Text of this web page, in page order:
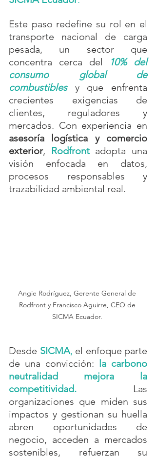
Este paso redefine su rol en el
transporte nacional de carga
pesada, un sector que
concentra cerca del
10% del
consumo global de
combustibles y que enfrenta
crecientes exigencias de
clientes, reguladores y
asesoría logística y comercio
exterior, Rodfront adopta una
visión enfocada en datos,
procesos responsables y
trazabilidad ambiental real.
Angie Rodríguez, Gerente General de
Rodfront y Francisco Aguirre, CEO de
SICMA Ecuador.
Desde SICMA, el enfoque parte
de una convicción: la carbono
neutralidad mejora la
competitividad.
Las
organizaciones que miden sus
impactos y gestionan su huella
abren oportunidades de
negocio, acceden a mercados
sostenibles, refuerzan su